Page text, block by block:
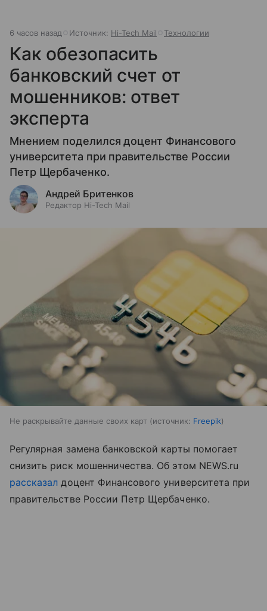
6 часов назад Источник: Hi-Tech Mail Технологии
Как обезопасить
банковский счет от
мошенников: ответ
эксперта
Мнением поделился доцент Финансового
университета при правительстве России
Петр Щербаченко.
Андрей Бритенков
Редактор Hi-Tech Mail
Не раскрывайте данные своих карт источник: Freepik
Регулярная замена банковской карты помогает
снизить риск мошенничества. Об этом NEWS.ru
рассказал доцент Финансового университета при
правительстве России Петр Щербаченко.